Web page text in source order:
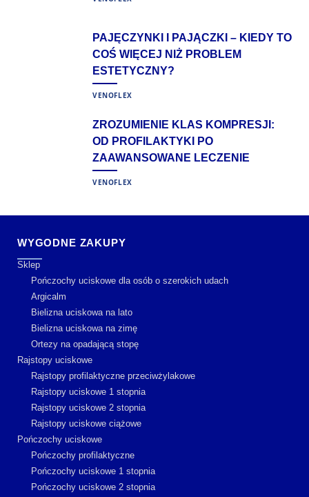
PAJĘCZYNKI I PAJĄCZKI – KIEDY TO
COŚ WIĘCEJ NIŻ PROBLEM
ESTETYCZNY?
VENOFLEX
ZROZUMIENIE KLAS KOMPRESJI:
OD PROFILAKTYKI PO
ZAAWANSOWANE LECZENIE
VENOFLEX
WYGODNE ZAKUPY
Sklep
Pończochy uciskowe dla osób o szerokich udach
Argicalm
Bielizna uciskowa na lato
Bielizna uciskowa na zimę
Ortezy na opadającą stopę
Rajstopy uciskowe
Rajstopy profilaktyczne przeciwżylakowe
Rajstopy uciskowe 1 stopnia
Rajstopy uciskowe 2 stopnia
Rajstopy uciskowe ciążowe
Pończochy uciskowe
Pończochy profilaktyczne
Pończochy uciskowe 1 stopnia
Pończochy uciskowe 2 stopnia